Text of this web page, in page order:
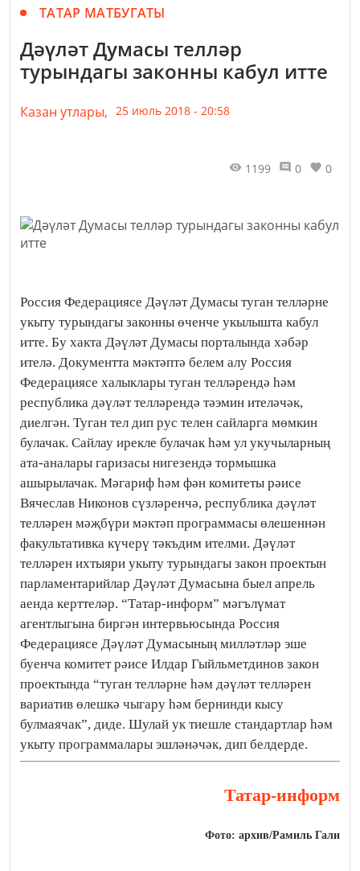
ТАТАР МАТБУГАТЫ
Дәүләт Думасы телләр
турындагы законны кабул итте
Казан утлары, 25 июль 2018 - 20:58
1199 0 0
Россия Федерациясе Дәүләт Думасы туган телләрне
укыту турындагы законны өченче укылышта кабул
итте. Бу хакта Дәүләт Думасы порталында хәбәр
ителә. Документта мәктәптә белем алу Россия
Федерациясе халыклары туган телләрендә һәм
республика дәүләт телләрендә тәэмин ителәчәк,
диелгән. Туган тел дип рус телен сайларга мөмкин
булачак. Сайлау ирекле булачак һәм ул укучыларның
ата-аналары гаризасы нигезендә тормышка
ашырылачак. Мәгариф һәм фән комитеты рәисе
Вячеслав Никонов сүзләренчә, республика дәүләт
телләрен мәҗбүри мәктәп программасы өлешеннән
факультативка күчерү тәкъдим ителми. Дәүләт
телләрен ихтыяри укыту турындагы закон проектын
парламентарийлар Дәүләт Думасына быел апрель
аенда керттеләр. “Татар-информ” мәгълүмат
агентлыгына биргән интервьюсында Россия
Федерациясе Дәүләт Думасының милләтләр эше
буенча комитет рәисе Илдар Гыйльметдинов закон
проектында “туган телләрне һәм дәүләт телләрен
вариатив өлешкә чыгару һәм бернинди кысу
булмаячак”, диде. Шулай ук тиешле стандартлар һәм
укыту программалары эшләнәчәк, дип белдерде.
Татар-информ
Фото: архив/Рамиль Гали